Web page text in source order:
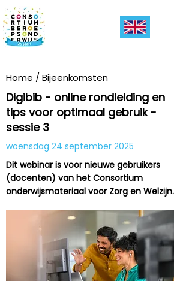
Home / Bijeenkomsten
Digibib - online rondleiding en
tips voor optimaal gebruik -
sessie 3
woensdag 24 september 2025
Dit webinar is voor nieuwe gebruikers
(docenten) van het Consortium
onderwijsmateriaal voor Zorg en Welzijn.